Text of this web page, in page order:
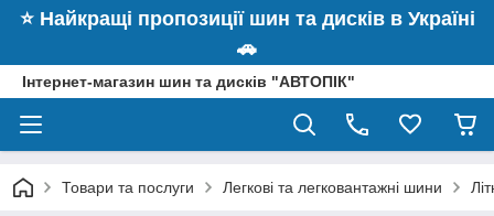
⭐️ Найкращі пропозиції шин та дисків в Україні
🚗
Інтернет-магазин шин та дисків "АВТОПІК"
Товари та послуги Легкові та легковантажні шини